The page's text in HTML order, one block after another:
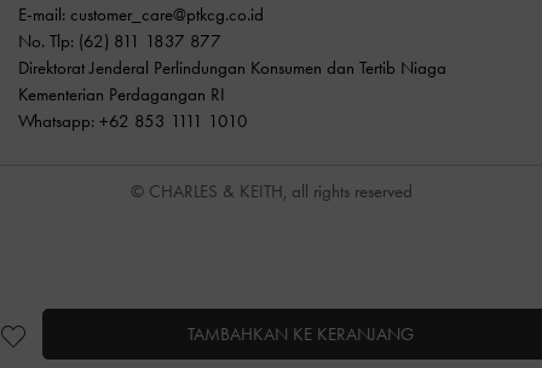
TAMBAHKAN KE KERANJANG
E-mail: customer_care@ptkcg.co.id
No. Tlp: (62) 811 1837 877
Direktorat Jenderal Perlindungan Konsumen dan Tertib Niaga
Kementerian Perdagangan RI
Whatsapp: +62 853 1111 1010
© CHARLES & KEITH, all rights reserved